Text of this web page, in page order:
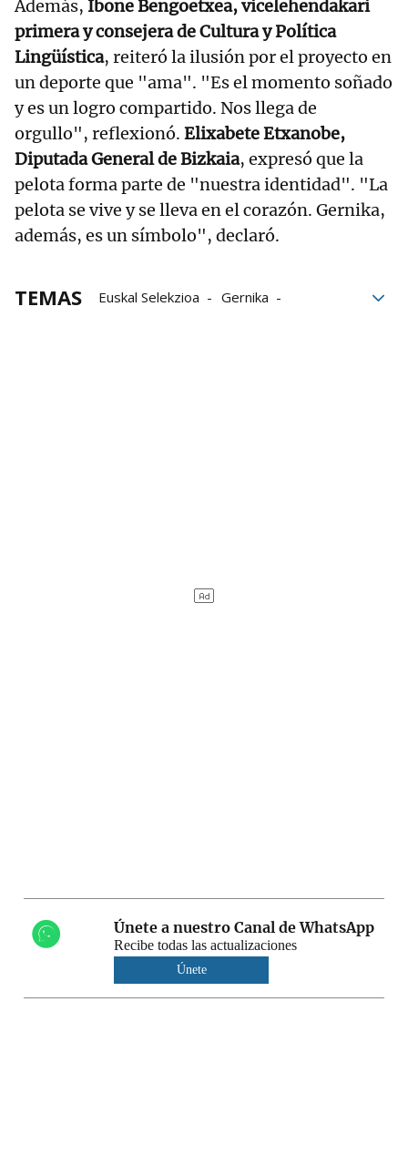
Además, Ibone Bengoetxea, vicelehendakari
primera y consejera de Cultura y Política
Lingüística, reiteró la ilusión por el proyecto en
un deporte que "ama". "Es el momento soñado
y es un logro compartido. Nos llega de
orgullo", reflexionó. Elixabete Etxanobe,
Diputada General de Bizkaia, expresó que la
pelota forma parte de "nuestra identidad". "La
pelota se vive y se lleva en el corazón. Gernika,
además, es un símbolo", declaró.
TEMAS Euskal Selekzioa
Gernika
Únete a nuestro Canal de WhatsApp
Recibe todas las actualizaciones
Únete